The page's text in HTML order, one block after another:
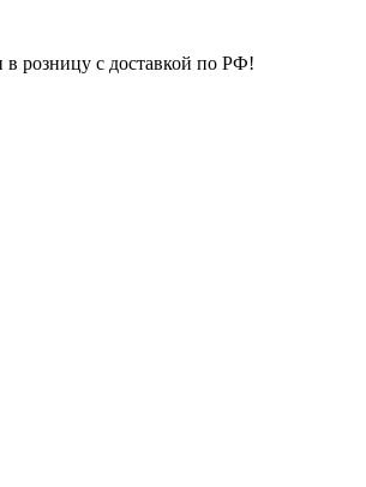
в розницу с доставкой по РФ!